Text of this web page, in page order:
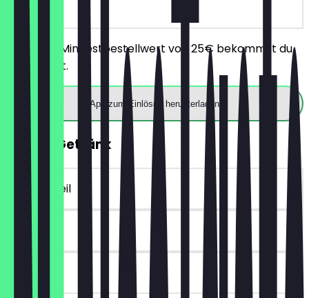
vor Ort
Ab einem Mindestbestellwert von 25€ bekommst du
10€ Rabatt.
App zum Einlösen herunterladen
GRATIS Getränk
~4 € Vorteil
90 Tage
vor Ort